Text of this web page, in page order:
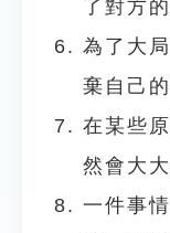
了對方
為了大
棄自己的
在某些
然會大
一件事